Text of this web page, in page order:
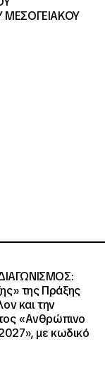
ΜΕΣΟΓΕΙΑΚΟΥ
της Πράξης
και την
«Ανθρώπινο
με κωδικό